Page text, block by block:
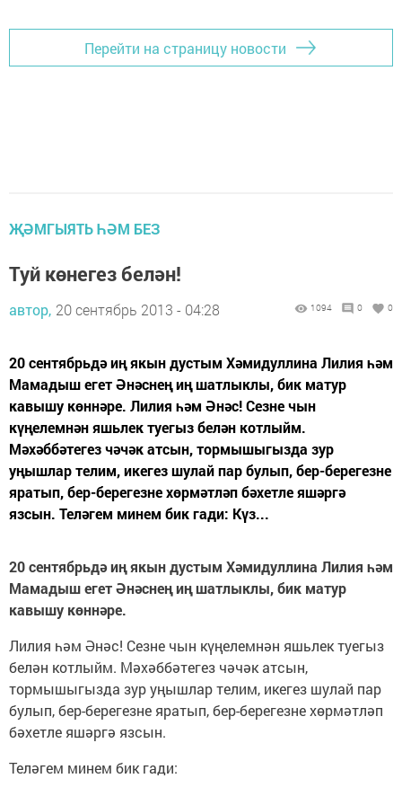
Перейти на страницу новости
ҖӘМГЫЯТЬ ҺӘМ БЕЗ
Туй көнегез белән!
автор, 20 сентябрь 2013 - 04:28 1094 0 0
20 сентябрьдә иң якын дустым Хәмидуллина Лилия һәм
Мамадыш егет Әнәснең иң шатлыклы, бик матур
кавышу көннәре. Лилия һәм Әнәс! Сезне чын
күңелемнән яшьлек туегыз белән котлыйм.
Мәхәббәтегез чәчәк атсын, тормышыгызда зур
уңышлар телим, икегез шулай пар булып, бер-берегезне
яратып, бер-берегезне хөрмәтләп бәхетле яшәргә
язсын. Теләгем минем бик гади: Күз...
20 сентябрьдә иң якын дустым Хәмидуллина Лилия һәм
Мамадыш егет Әнәснең иң шатлыклы, бик матур
кавышу көннәре.
Лилия һәм Әнәс! Сезне чын күңелемнән яшьлек туегыз
белән котлыйм. Мәхәббәтегез чәчәк атсын,
тормышыгызда зур уңышлар телим, икегез шулай пар
булып, бер-берегезне яратып, бер-берегезне хөрмәтләп
бәхетле яшәргә язсын.
Теләгем минем бик гади: